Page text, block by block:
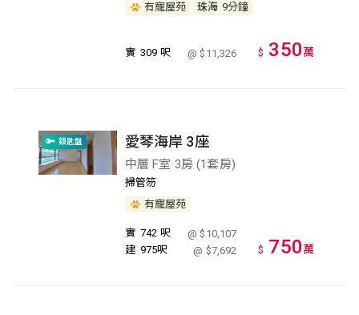
有寵屋苑
珠海 9分鐘
實 309 呎 @ $11,326 $ 350萬
鎖匙盤 愛琴海岸 3座
中層 F室 3房 (1套房)
掃管笏
有寵屋苑
實 742 呎
@ $10,107
建 975呎 @ $7,692 $ 750萬